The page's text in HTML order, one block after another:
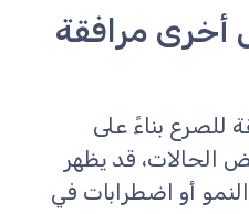
مرافقة
للصرع بناءً على
الحالات، قد يظهر
أو اضطرابات في